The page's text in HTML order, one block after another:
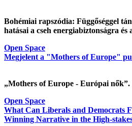
Bohémiai rapszódia: Függőséggel
hatásai a cseh energiabiztonságra
Open Space
Megjelent a "Mothers of Europe"
„Mothers of Europe - Európai
Open Space
What Can Liberals and Democrats
Winning Narrative in the High-